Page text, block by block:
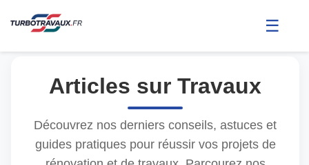
☰
Articles sur Travaux
Découvrez nos derniers conseils, astuces et
guides pratiques pour réussir vos projets de